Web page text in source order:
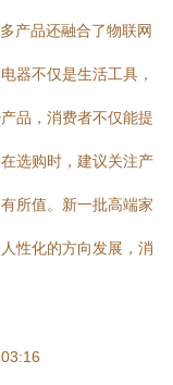
产品还融合了物联网
器不仅是生活工具，
品，消费者不仅能提
选购时，建议关注产
所值。新一批高端家
性化的方向发展，消